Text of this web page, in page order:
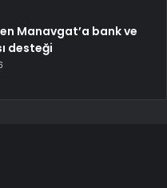
Manavgat’a bank ve
desteği